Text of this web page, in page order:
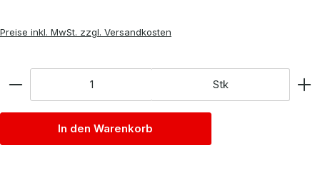
Preise inkl. MwSt. zzgl. Versandkosten
Stk
In den Warenkorb